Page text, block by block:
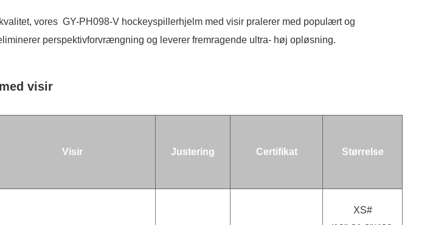
vores GY-PH098-V hockeyspillerhjelm med visir pralerer med populært og
perspektivforvrængning og leverer fremragende ultra- høj opløsning.
visir
Visir Justering Certifikat Størrelse
XS#